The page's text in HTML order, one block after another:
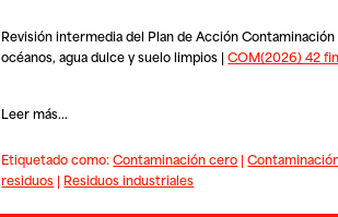
Revisión intermedia del Plan de Acción
océanos, agua dulce y suelo limpios |COM(2026) 42
Leer más...
Etiquetado como:Contaminación cero |
residuos | Residuos industriales